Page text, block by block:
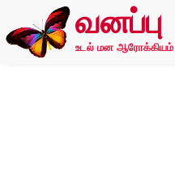
வனப்பு
உடல் மன ஆரோக்கியம்